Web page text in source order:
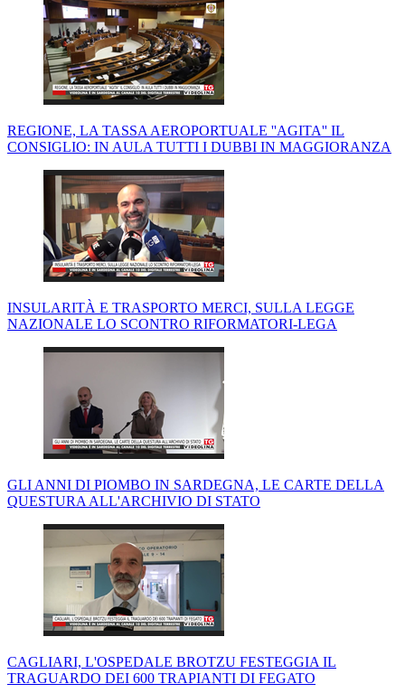
REGIONE, LA TASSA AEROPORTUALE ''AGITA'' IL
CONSIGLIO: IN AULA TUTTI I DUBBI IN MAGGIORANZA
INSULARITÀ E TRASPORTO MERCI, SULLA LEGGE
NAZIONALE LO SCONTRO RIFORMATORI-LEGA
GLI ANNI DI PIOMBO IN SARDEGNA, LE CARTE DELLA
QUESTURA ALL'ARCHIVIO DI STATO
CAGLIARI, L'OSPEDALE BROTZU FESTEGGIA IL
TRAGUARDO DEI 600 TRAPIANTI DI FEGATO